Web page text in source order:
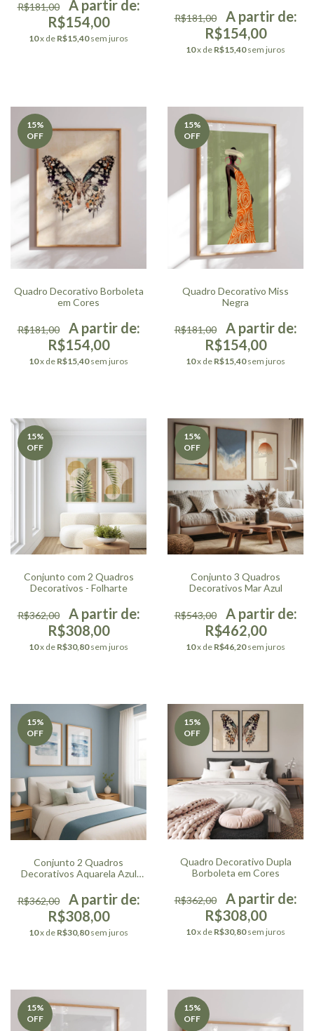
R$181,00
R$154,00
10x de R$15,40 sem juros
R$181,00
R$154,00
10x de R$15,40 sem juros
15%
OFF
Quadro Decorativo Borboleta
em Cores
R$181,00
R$154,00
10x de R$15,40 sem juros
15%
OFF
Quadro Decorativo Miss
Negra
R$181,00
R$154,00
10x de R$15,40 sem juros
15%
OFF
Conjunto com 2 Quadros
Decorativos - Folharte
R$362,00
R$308,00
10x de R$30,80 sem juros
15%
OFF
Conjunto 3 Quadros
Decorativos Mar Azul
R$543,00
R$462,00
10x de R$46,20 sem juros
15%
OFF
Conjunto 2 Quadros
Decorativos Aquarela Azul
R$362,00
R$308,00
10x de R$30,80 sem juros
15%
OFF
Quadro Decorativo Dupla
Borboleta em Cores
R$362,00
R$308,00
10x de R$30,80 sem juros
15%
OFF
15%
OFF